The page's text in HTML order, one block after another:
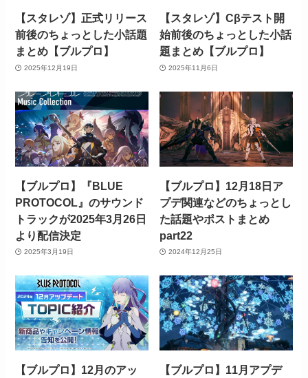
【スタレゾ】正式リリース
前後のちょっとした小話題
まとめ【ブルプロ】
2025年12月19日
【スタレゾ】Cβテスト開
始前後のちょっとした小話
題まとめ【ブルプロ】
2025年11月6日
【ブルプロ】『BLUE
PROTOCOL』のサウンド
トラックが2025年3月26日
より配信決定
2025年3月19日
【ブルプロ】12月18日ア
プデ関連などのちょっとし
た話題やポストまとめ
part22
2024年12月25日
【ブルプロ】12月のアッ
【ブルプロ】11月アプデ